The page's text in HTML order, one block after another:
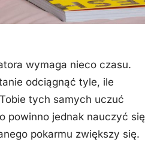
wymaga nieco czasu.
odciągnąć tyle, ile
tych samych uczuć
powinno jednak nauczyć się
pokarmu zwiększy się.